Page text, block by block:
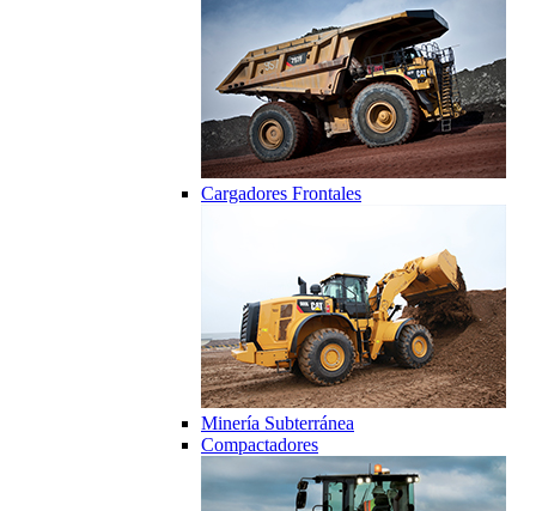
Cargadores Frontales
Minería Subterránea
Compactadores